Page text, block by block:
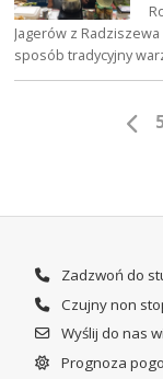
Jagerów z
sposób tradycyjny
Zadzwoń do
Czujny non
Wyślij do nas
Prognoza